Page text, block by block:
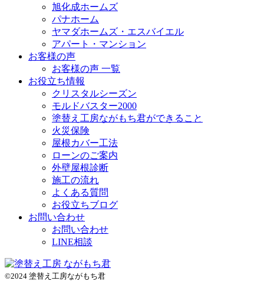
旭化成ホームズ
パナホーム
ヤマダホームズ・エスバイエル
アパート・マンション
お客様の声
お客様の声 一覧
お役立ち情報
クリスタルシーズン
モルドバスター2000
塗替え工房ながもち君ができること
火災保険
屋根カバー工法
ローンのご案内
外壁屋根診断
施工の流れ
よくある質問
お役立ちブログ
お問い合わせ
お問い合わせ
LINE相談
©2024 塗替え工房ながもち君